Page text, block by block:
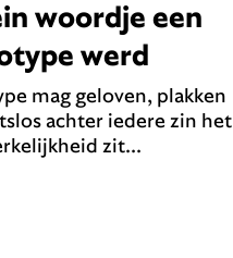
woordje een
werd
mag geloven, plakken
achter iedere zin het
zit...